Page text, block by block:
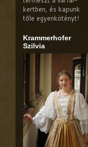
kertben, és kapunk
tőle egyenkötényt!
Krammerhofer
Szilvia